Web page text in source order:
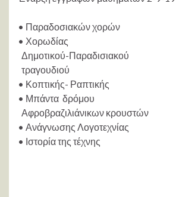
• Παραδοσιακών χορών
• Χορωδίας
Δημοτικού-Παραδισιακού
τραγουδιού
• Κοπτικής- Ραπτικής
• Μπάντα δρόμου
Αφροβραζιλιάνικων κρουστών
• Ανάγνωσης Λογοτεχνίας
• Ιστορία της τέχνης